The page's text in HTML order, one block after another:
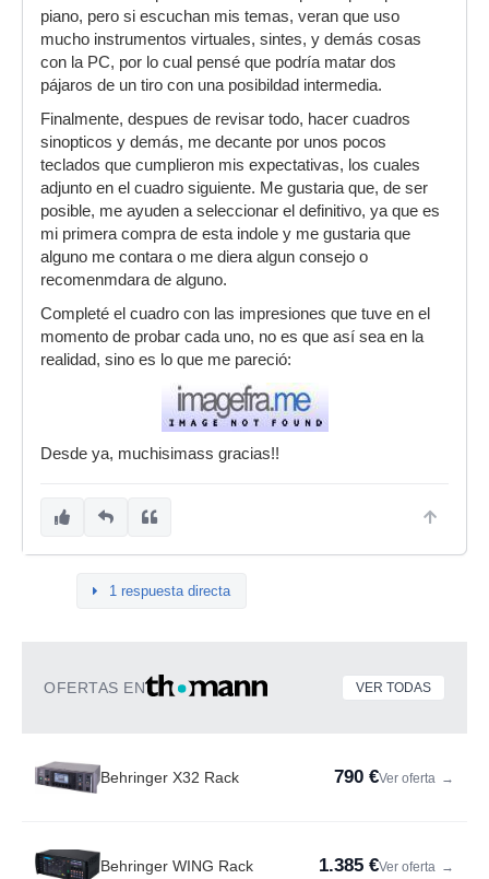
piano, pero si escuchan mis temas, veran que uso
mucho instrumentos virtuales, sintes, y demás cosas
con la PC, por lo cual pensé que podría matar dos
pájaros de un tiro con una posibildad intermedia.
Finalmente, despues de revisar todo, hacer cuadros
sinopticos y demás, me decante por unos pocos
teclados que cumplieron mis expectativas, los cuales
adjunto en el cuadro siguiente. Me gustaria que, de ser
posible, me ayuden a seleccionar el definitivo, ya que es
mi primera compra de esta indole y me gustaria que
alguno me contara o me diera algun consejo o
recomenmdara de alguno.
Completé el cuadro con las impresiones que tuve en el
momento de probar cada uno, no es que así sea en la
realidad, sino es lo que me pareció:
Desde ya, muchisimass gracias!!
1 respuesta directa
OFERTAS EN VER TODAS
Behringer X32 Rack 790 €Ver oferta →
Behringer WING Rack 1.385 €Ver oferta →